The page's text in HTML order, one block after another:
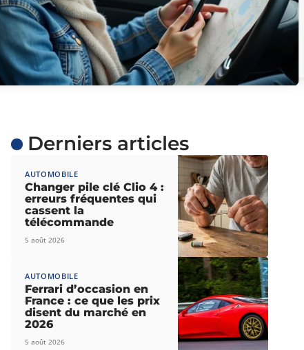
Derniers articles
AUTOMOBILE
Changer pile clé Clio 4 :
erreurs fréquentes qui
cassent la
télécommande
5 août 2026
AUTOMOBILE
Ferrari d’occasion en
France : ce que les prix
disent du marché en
2026
5 août 2026